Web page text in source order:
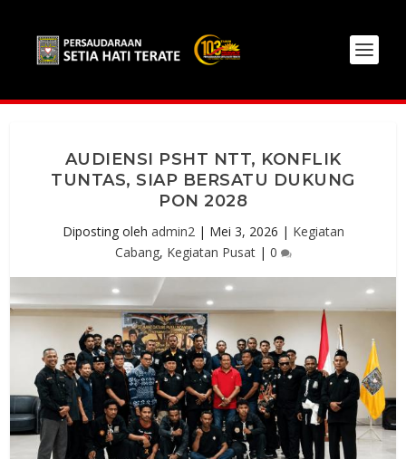
AUDIENSI PSHT NTT, KONFLIK
TUNTAS, SIAP BERSATU DUKUNG
PON 2028
Diposting oleh admin2| Mei 3, 2026 | Kegiatan
Cabang, Kegiatan Pusat| 0